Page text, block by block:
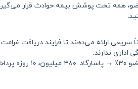
تحت پوشش بیمه حوادث قرار می‌گیرد
ارائه می‌دهند تا فرایند دریافت
ندارند.